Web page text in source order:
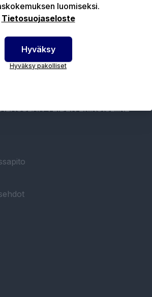
ERIKOISLIIKE
luomiseksi.
Tietosuojaseloste
Hyväksy
Hyväksy pakolliset